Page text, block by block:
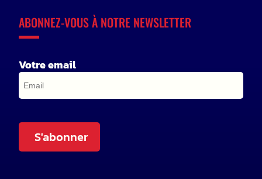
ABONNEZ-VOUS À NOTRE NEWSLETTER
Votre email
S'abonner